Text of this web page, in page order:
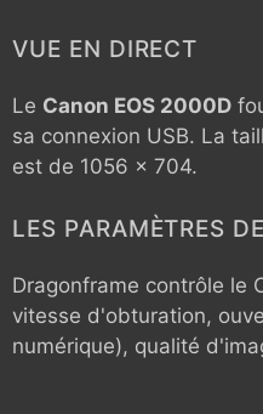
VUE EN DIRECT
Le Canon EOS 2000D
sa connexion USB. La
est de 1056 x 704.
LES PARAMÈTRES
Dragonframe contrôle le
vitesse d'obturation,
numérique), qualité